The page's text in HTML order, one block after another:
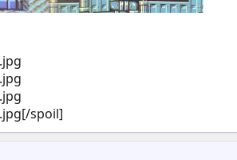
[/spoil]